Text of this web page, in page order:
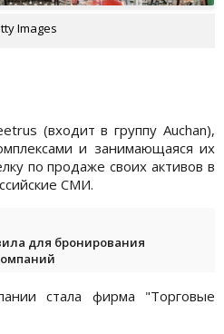
Images
(входит в группу Auchan),
и занимающаяся их
по продаже своих активов в
СМИ.
для бронирования
стала фирма "Торговые